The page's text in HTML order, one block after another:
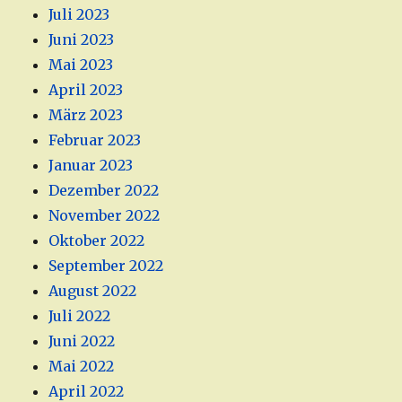
Juli 2023
Juni 2023
Mai 2023
April 2023
März 2023
Februar 2023
Januar 2023
Dezember 2022
November 2022
Oktober 2022
September 2022
August 2022
Juli 2022
Juni 2022
Mai 2022
April 2022